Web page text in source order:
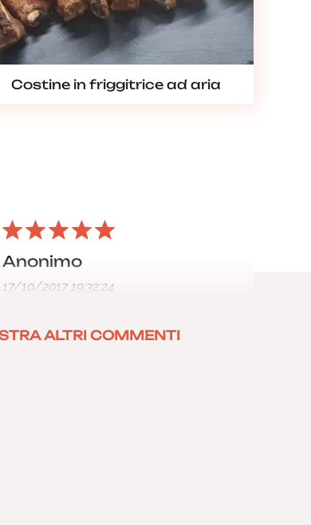
Costine in friggitrice ad aria
Anonimo
17/10/2017 19:32:24
ALTRI COMMENTI